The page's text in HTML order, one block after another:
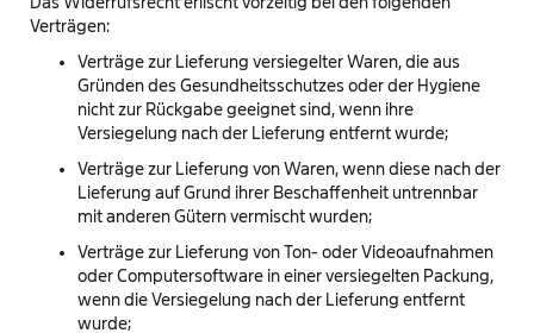
Verträgen:
Verträge zur Lieferung versiegelter Waren, die aus
Gründen des Gesundheitsschutzes oder der Hygiene
nicht zur Rückgabe geeignet sind, wenn ihre
Versiegelung nach der Lieferung entfernt wurde;
Verträge zur Lieferung von Waren, wenn diese nach der
Lieferung auf Grund ihrer Beschaffenheit untrennbar
mit anderen Gütern vermischt wurden;
Verträge zur Lieferung von Ton- oder Videoaufnahmen
oder Computersoftware in einer versiegelten Packung,
wenn die Versiegelung nach der Lieferung entfernt
wurde;